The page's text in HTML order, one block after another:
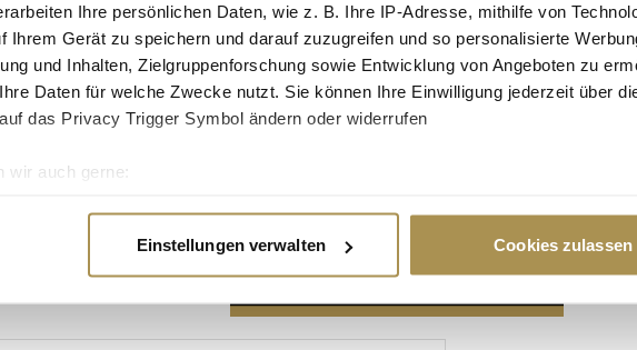
Ihre persönlichen Daten, wie z. B. Ihre IP-Adresse, mithilfe von
Ihrem Gerät zu speichern und darauf zuzugreifen und so personalisierte
und Inhalten, Zielgruppenforschung sowie Entwicklung von Angeboten zu
Daten für welche Zwecke nutzt. Sie können Ihre Einwilligung jederzeit über
das Privacy Trigger Symbol ändern oder widerrufen
wir auch gerne:
Ihre persönlichen Daten verarbeitet werden, und legen Sie Ihre Präferenzen im
und Anzeigen zu personalisieren, Funktionen für soziale Medien anbieten zu
Einstellungen verwalten Cookies zulassen
Advertisement